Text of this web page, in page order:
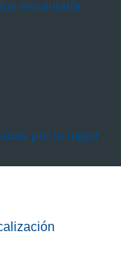
encantaría
por la mejor